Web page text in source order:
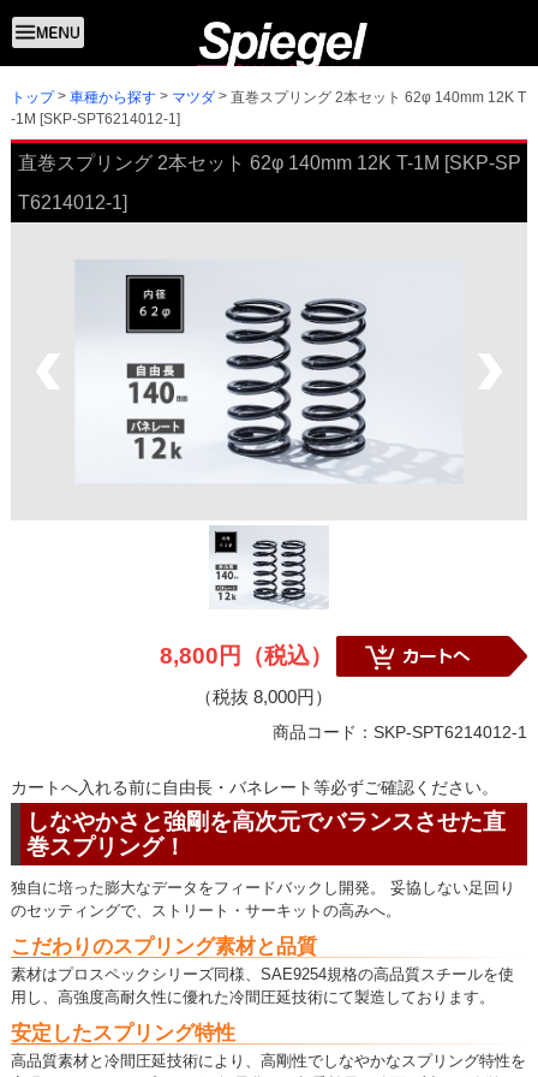
トップ 車種から探す マツダ
直巻スプリング 2本セット 62φ 140mm 12K T
-1M [SKP-SPT6214012-1]
直巻スプリング 2本セット 62φ 140mm 12K T-1M [SKP-SP
T6214012-1]
8,800円（税込）
（税抜 8,000円）
商品コード：SKP-SPT6214012-1
カートへ入れる前に自由長・バネレート等必ずご確認ください。
しなやかさと強剛を高次元でバランスさせた直
巻スプリング！
独自に培った膨大なデータをフィードバックし開発。 妥協しない足回り
のセッティングで、ストリート・サーキットの高みへ。
こだわりのスプリング素材と品質
素材はプロスペックシリーズ同様、SAE9254規格の高品質スチールを使
用し、高強度高耐久性に優れた冷間圧延技術にて製造しております。
安定したスプリング特性
高品質素材と冷間圧延技術により、高剛性でしなやかなスプリング特性を